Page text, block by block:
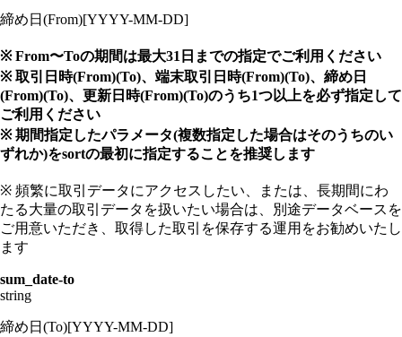
締め日(From)[YYYY-MM-DD]
※ From〜Toの期間は最大31日までの指定でご利用ください
※ 取引日時(From)(To)、端末取引日時(From)(To)、締め日
(From)(To)、更新日時(From)(To)のうち1つ以上を必ず指定して
ご利用ください
※ 期間指定したパラメータ(複数指定した場合はそのうちのい
ずれか)をsortの最初に指定することを推奨します
※ 頻繁に取引データにアクセスしたい、または、長期間にわ
たる大量の取引データを扱いたい場合は、別途データベースを
ご用意いただき、取得した取引を保存する運用をお勧めいたし
ます
sum_date-to
string
締め日(To)[YYYY-MM-DD]